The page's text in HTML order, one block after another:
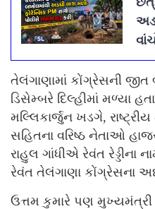
તેલંગાણામાં કોંગ્રેસની જીત
ડિસેમ્બરે દિલ્હીમાં મળ્યા
મલ્લિકાર્જુન ખડગે,
સહિતના વરિષ્ઠ નેતાઓ
રાહુલ ગાંધીએ રેવંત રેડ્ડીના
રેવંત તેલંગાણા કોંગ્રેસના
ઉત્તમ કુમારે પણ મુખ્યમંત્રી